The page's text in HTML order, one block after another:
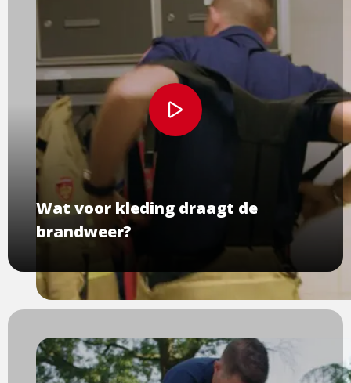
Bekijk
video
Wat voor kleding draagt de
brandweer?